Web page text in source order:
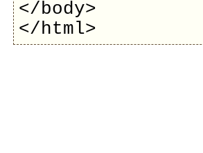
</body>
</html>